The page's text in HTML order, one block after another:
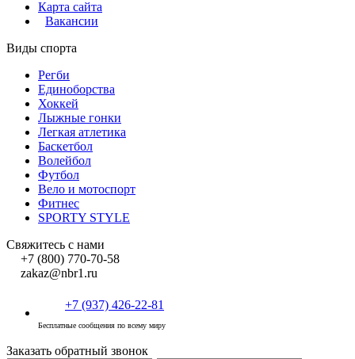
Карта сайта
Вакансии
Виды спорта
Регби
Единоборства
Хоккей
Лыжные гонки
Легкая атлетика
Баскетбол
Волейбол
Футбол
Вело и мотоспорт
Фитнес
SPORTY STYLE
Свяжитесь с нами
+7 (800) 770-70-58
zakaz@nbr1.ru
+7 (937) 426-22-81
Бесплатные сообщения по всему миру
Заказать обратный звонок